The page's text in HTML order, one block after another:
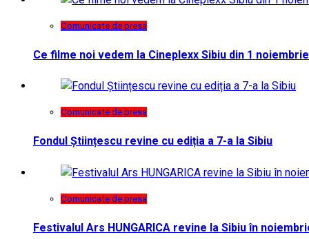
Comunicate de presa
Ce filme noi vedem la Cineplexx Sibiu din 1 noiembrie
Comunicate de presa
Fondul Științescu revine cu ediția a 7-a la Sibiu
Comunicate de presa
Festivalul Ars HUNGARICA revine la Sibiu în